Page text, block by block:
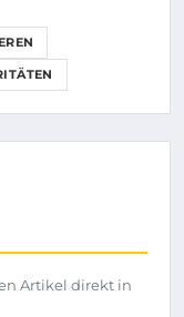
Artikel direkt in